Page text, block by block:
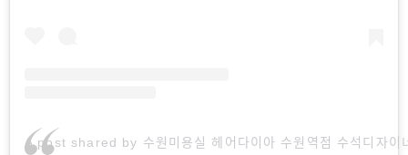
A post shared by 수원미용실 헤어다이아 수원역점 수석디자